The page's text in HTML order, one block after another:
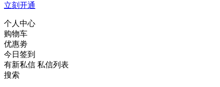
立刻开通
个人中心
购物车
优惠劵
今日签到
有新私信 私信列表
搜索